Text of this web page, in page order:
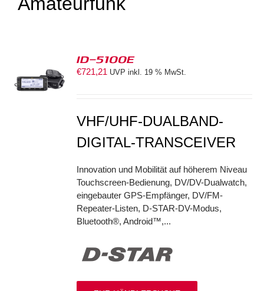
ID-5100E
€721,21 UVP inkl. 19 % MwSt.
VHF/UHF-DUALBAND-
DIGITAL-TRANSCEIVER
Innovation und Mobilität auf höherem Niveau
Touchscreen-Bedienung, DV/DV-Dualwatch,
eingebauter GPS-Empfänger, DV/FM-
Repeater-Listen, D-STAR-DV-Modus,
Bluetooth®, Android™,...